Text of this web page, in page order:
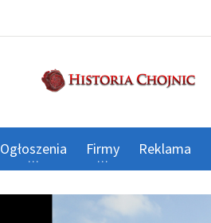
Ogłoszenia Firmy Reklama